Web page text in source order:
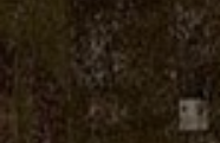
juste